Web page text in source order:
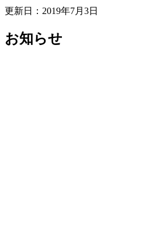
更新日：2019年7月3日
お知らせ